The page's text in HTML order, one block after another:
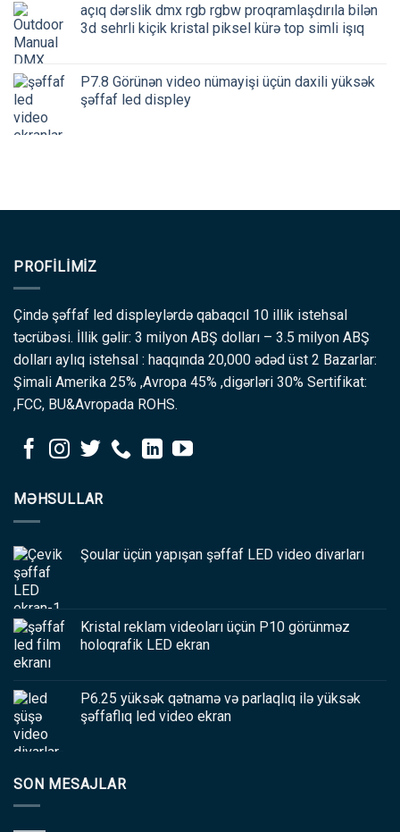
açıq dərslik dmx rgb rgbw proqramlaşdırıla bilən
3d sehrli kiçik kristal piksel kürə top simli işıq
P7.8 Görünən video nümayişi üçün daxili yüksək
şəffaf led displey
PROFILIMIZ
Çində şəffaf led displeylərdə qabaqcıl 10 illik istehsal
təcrübəsi. İllik gəlir: 3 milyon ABŞ dolları – 3.5 milyon ABŞ
dolları aylıq istehsal : haqqında 20,000 ədəd üst 2 Bazarlar:
Şimali Amerika 25% ,Avropa 45% ,digərləri 30% Sertifikat:
,FCC, BU&Avropada ROHS.
MƏHSULLAR
Şoular üçün yapışan şəffaf LED video divarları
Kristal reklam videoları üçün P10 görünməz
holoqrafik LED ekran
P6.25 yüksək qətnamə və parlaqlıq ilə yüksək
şəffaflıq led video ekran
SON MESAJLAR